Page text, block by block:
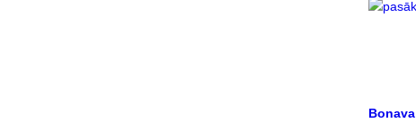
Bonava